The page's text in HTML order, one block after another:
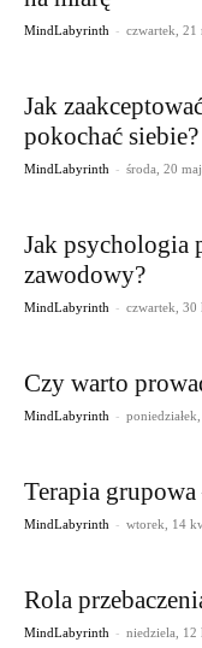
MindLabyrinth - czwartek, 21
Jak
pokochać siebie?
MindLabyrinth - środa, 20
Jak psychologia
zawodowy?
MindLabyrinth - czwartek, 30
Czy warto
MindLabyrinth -
Terapia
MindLabyrinth - wtorek, 14
Rola
MindLabyrinth - niedziela, 12